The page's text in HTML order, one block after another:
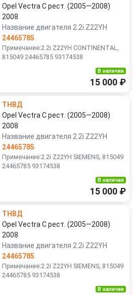
Opel Vectra C рест. (2005—2008)
2008
Название двигателя 2.2i Z22YH
24465785
Примечание:2.2i Z22YH CONTINENTAL,
815049 24465785 93174538
В наличии
15 000 ₽
ТНВД
Opel Vectra C рест. (2005—2008)
2008
Название двигателя 2.2i Z22YH
24465785
Примечание:2.2i Z22YH SIEMENS, 815049
24465785 93174538
В наличии
15 000 ₽
ТНВД
Opel Vectra C рест. (2005—2008)
2008
Название двигателя 2.2i Z22YH
24465785
Примечание:2.2i Z22YH SIEMENS, 815049
24465785 93174538
В наличии